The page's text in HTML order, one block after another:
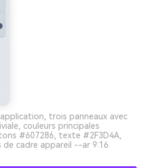
trois panneaux avec
couleurs principales
#607286, texte #2F3D4A,
de cadre appareil --ar 9:16